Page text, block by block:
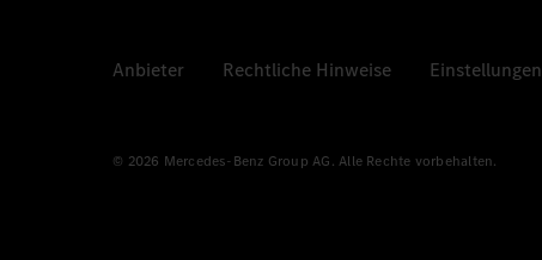
Anbieter Rechtliche Hinweise Einstellungen
© 2026 Mercedes-Benz Group AG. Alle Rechte vorbehalten.